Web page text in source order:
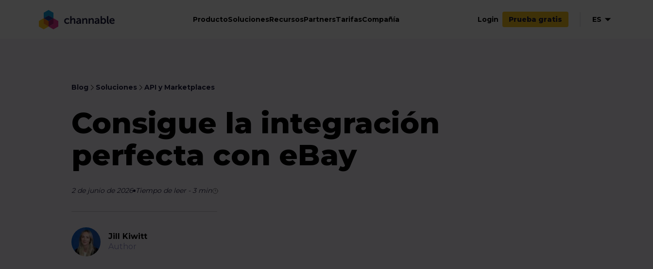
ProductoSolucionesRecursosPartnersTarifasCompañía Login Prueba gratis ES
Blog Soluciones API y Marketplaces
Consigue la integración
perfecta con eBay
2 de junio de 2026 Tiempo de leer- 3min
Jill Kiwitt
Author